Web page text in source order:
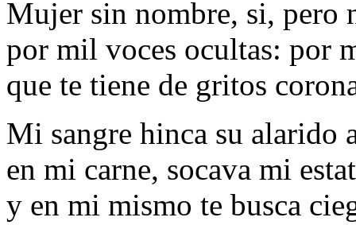
Mujer sin nombre, si, pero
por mil voces ocultas: por
que te tiene de gritos
Mi sangre hinca su alarido
en mi carne, socava mi
y en mi mismo te busca